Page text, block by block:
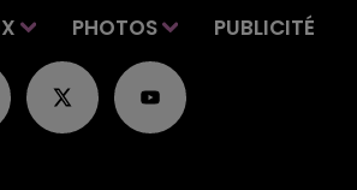
PHOTOS PUBLICITÉ